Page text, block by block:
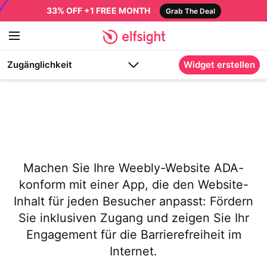
33% OFF +1 FREE MONTH Grab The Deal
Zugänglichkeit Widget erstellen
Machen Sie Ihre Weebly-Website ADA-
konform mit einer App, die den Website-
Inhalt für jeden Besucher anpasst: Fördern
Sie inklusiven Zugang und zeigen Sie Ihr
Engagement für die Barrierefreiheit im
Internet.